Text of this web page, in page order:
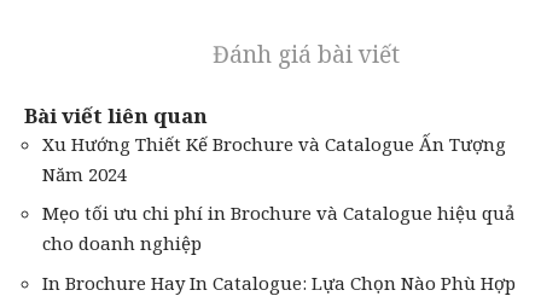
Đánh giá bài viết
Bài viết liên quan
Xu Hướng Thiết Kế Brochure và Catalogue Ấn Tượng
Năm 2024
Mẹo tối ưu chi phí in Brochure và Catalogue hiệu quả
cho doanh nghiệp
In Brochure Hay In Catalogue: Lựa Chọn Nào Phù Hợp